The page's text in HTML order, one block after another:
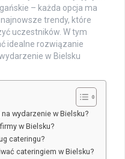
– każda opcja ma
trendy, które
uczestników. W tym
idealne rozwiązanie
w Bielsku
wydarzenie w Bielsku?
w Bielsku?
cateringu?
cateringiem w Bielsku?